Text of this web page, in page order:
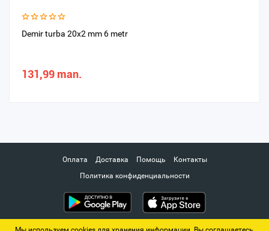
Demir turba 20x2 mm 6 metr
131,99 man.
Оплата Доставка Помощь
Контакты
Политика конфиденциальности